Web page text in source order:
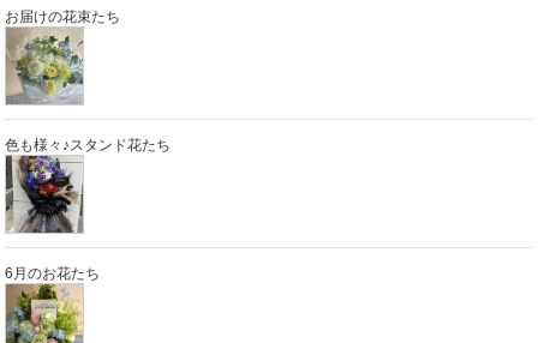
お届けの花束たち
色も様々♪スタンド花たち
6月のお花たち